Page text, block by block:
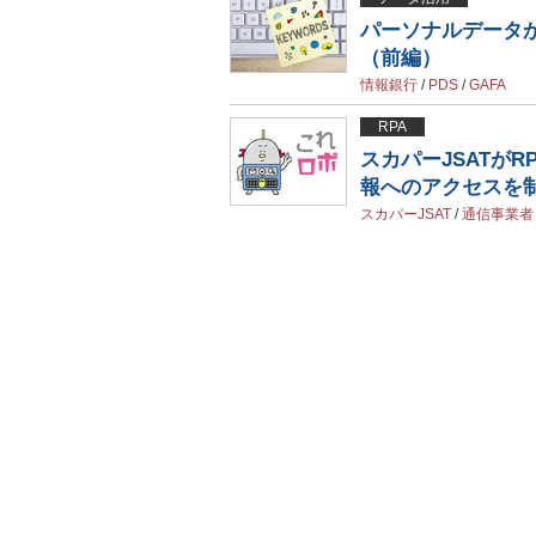
パーソナルデータ
（前編）
情報銀行 / PDS /GAFA
RPA
スカパーJSATが
報へのアクセスを
スカパーJSAT /通信事業者